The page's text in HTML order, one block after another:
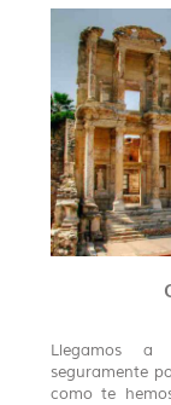
Llegamos a
seguramente
como te